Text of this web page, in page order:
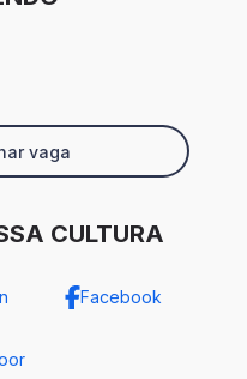
vaga
CULTURA
Facebook